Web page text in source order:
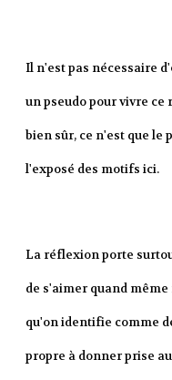
Il n'est pas nécessaire
un pseudo pour vivre ce
bien sûr, ce n'est que le
l'exposé des motifs ici.
La réflexion porte
de s'aimer quand
qu'on identifie comme
propre à donner prise